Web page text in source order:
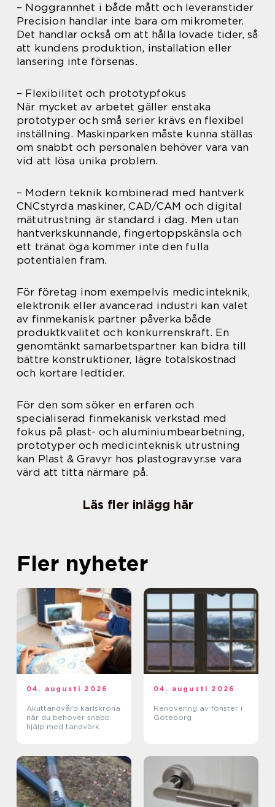
– Noggrannhet i både mått och leveranstider
Precision handlar inte bara om mikrometer.
Det handlar också om att hålla lovade tider, så
att kundens produktion, installation eller
lansering inte försenas.
– Flexibilitet och prototypfokus
När mycket av arbetet gäller enstaka
prototyper och små serier krävs en flexibel
inställning. Maskinparken måste kunna ställas
om snabbt och personalen behöver vara van
vid att lösa unika problem.
– Modern teknik kombinerad med hantverk
CNCstyrda maskiner, CAD/CAM och digital
mätutrustning är standard i dag. Men utan
hantverkskunnande, fingertoppskänsla och
ett tränat öga kommer inte den fulla
potentialen fram.
För företag inom exempelvis medicinteknik,
elektronik eller avancerad industri kan valet
av finmekanisk partner påverka både
produktkvalitet och konkurrenskraft. En
genomtänkt samarbetspartner kan bidra till
bättre konstruktioner, lägre totalskostnad
och kortare ledtider.
För den som söker en erfaren och
specialiserad finmekanisk verkstad med
fokus på plast- och aluminiumbearbetning,
prototyper och medicinteknisk utrustning
kan Plast & Gravyr hos plastogravyr.se vara
värd att titta närmare på.
Läs fler inlägg här
Fler nyheter
04. augusti 2026
Akuttandvård karlskrona
när du behöver snabb
hjälp med tandvärk
04. augusti 2026
Renovering av fönster i
Göteborg